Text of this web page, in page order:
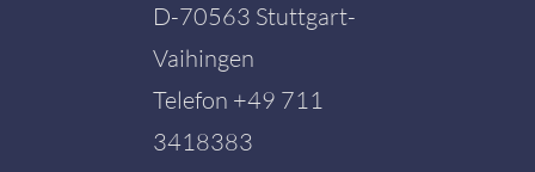
D-70563 Stuttgart-
Vaihingen
Telefon +49 711
3418383